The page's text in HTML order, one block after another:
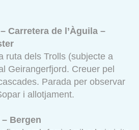
Carretera de l’Àguila –
ruta dels Trolls (subjecte a
Geirangerfjord. Creuer pel
Parada per observar
i allotjament.
Bergen